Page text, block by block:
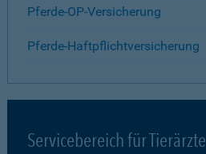
Pferde-OP-Versicherung
Pferde-Haftpflichtversicherung
Servicebereich für Tierärzte